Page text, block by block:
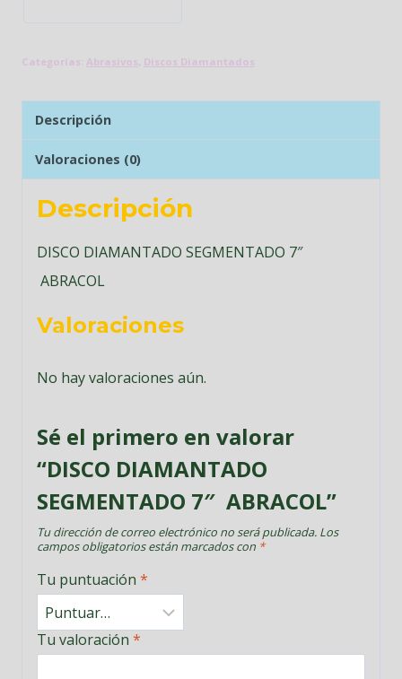
Categorías: Abrasivos, Discos Diamantados
Descripción
Valoraciones (0)
Descripción
DISCO DIAMANTADO SEGMENTADO 7″
ABRACOL
Valoraciones
No hay valoraciones aún.
Sé el primero en valorar
“DISCO DIAMANTADO
SEGMENTADO 7″ ABRACOL”
Tu dirección de correo electrónico no será publicada. Los
campos obligatorios están marcados con *
Tu puntuación *
Tu valoración *